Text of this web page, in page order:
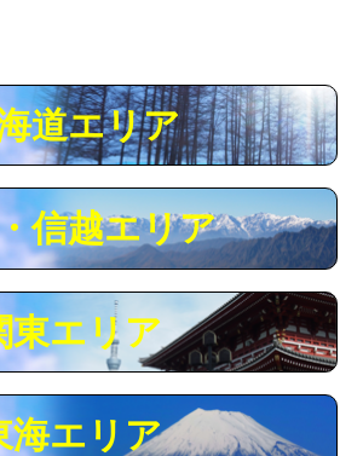
グ鋼管・銅
/3ｍまで)
44,000円
ング鋼管・銅
+8,800円
埋め戻し作業） 11,000円~
上） 66,000円
さ10㎝まで） 27,500円
さ10㎝超え） 38,500円
道エリア
信越エリア
東エリア
海エリア